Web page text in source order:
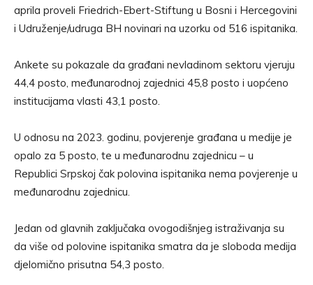
aprila proveli Friedrich-Ebert-Stiftung u Bosni i Hercegovini
i Udruženje/udruga BH novinari na uzorku od 516 ispitanika.
Ankete su pokazale da građani nevladinom sektoru vjeruju
44,4 posto, međunarodnoj zajednici 45,8 posto i uopćeno
institucijama vlasti 43,1 posto.
U odnosu na 2023. godinu, povjerenje građana u medije je
opalo za 5 posto, te u međunarodnu zajednicu – u
Republici Srpskoj čak polovina ispitanika nema povjerenje u
međunarodnu zajednicu.
Jedan od glavnih zaključaka ovogodišnjeg istraživanja su
da više od polovine ispitanika smatra da je sloboda medija
djelomično prisutna 54,3 posto.